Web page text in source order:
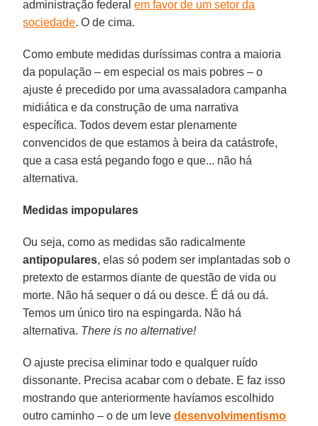
administração federalem favor de um setor da
sociedade. O de cima.
Como embute medidas duríssimas contra a maioria
da população – em especial os mais pobres – o
ajuste é precedido por uma avassaladora campanha
midiática e da construção de uma narrativa
específica. Todos devem estar plenamente
convencidos de que estamos à beira da catástrofe,
que a casa está pegando fogo e que... não há
alternativa.
Medidas impopulares
Ou seja, como as medidas são radicalmente
antipopulares, elas só podem ser implantadas sob o
pretexto de estarmos diante de questão de vida ou
morte. Não há sequer o dá ou desce. É dá ou dá.
Temos um único tiro na espingarda. Não há
alternativa. There is no alternative!
O ajuste precisa eliminar todo e qualquer ruído
dissonante. Precisa acabar com o debate. E faz isso
mostrando que anteriormente havíamos escolhido
outro caminho – o de um levedesenvolvimentismo